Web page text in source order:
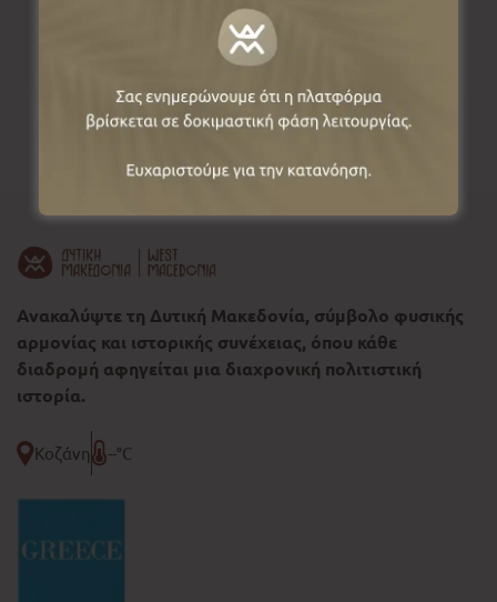
Ανακαλύψτε τη Δυτική Μακεδονία, σύμβολο φυσικής
αρμονίας και ιστορικής συνέχειας, όπου κάθε
διαδρομή αφηγείται μια διαχρονική πολιτιστική
ιστορία.
Κοζάνη --°C